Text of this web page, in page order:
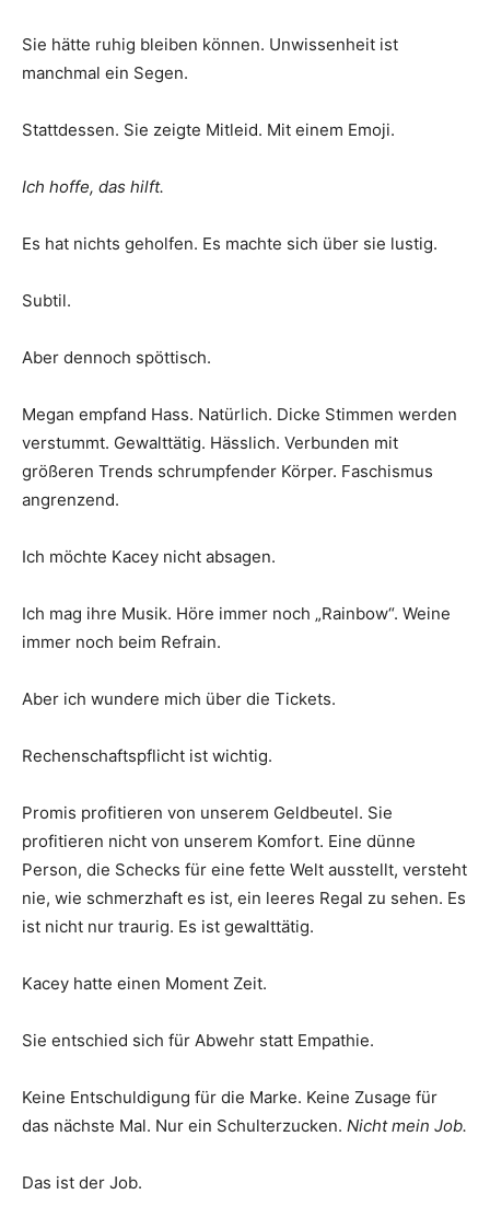
Sie hätte ruhig bleiben können. Unwissenheit ist
manchmal ein Segen.
Stattdessen. Sie zeigte Mitleid. Mit einem Emoji.
Ich hoffe, das hilft.
Es hat nichts geholfen. Es machte sich über sie lustig.
Subtil.
Aber dennoch spöttisch.
Megan empfand Hass. Natürlich. Dicke Stimmen werden
verstummt. Gewalttätig. Hässlich. Verbunden mit
größeren Trends schrumpfender Körper. Faschismus
angrenzend.
Ich möchte Kacey nicht absagen.
Ich mag ihre Musik. Höre immer noch „Rainbow“. Weine
immer noch beim Refrain.
Aber ich wundere mich über die Tickets.
Rechenschaftspflicht ist wichtig.
Promis profitieren von unserem Geldbeutel. Sie
profitieren nicht von unserem Komfort. Eine dünne
Person, die Schecks für eine fette Welt ausstellt, versteht
nie, wie schmerzhaft es ist, ein leeres Regal zu sehen. Es
ist nicht nur traurig. Es ist gewalttätig.
Kacey hatte einen Moment Zeit.
Sie entschied sich für Abwehr statt Empathie.
Keine Entschuldigung für die Marke. Keine Zusage für
das nächste Mal. Nur ein Schulterzucken. Nicht mein Job.
Das ist der Job.